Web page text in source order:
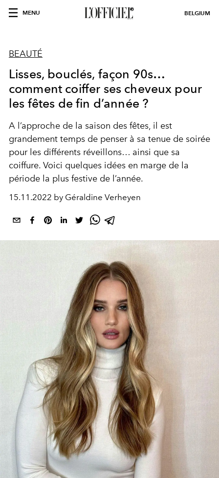
MENU BELGIUM
BEAUTÉ
Lisses, bouclés, façon 90s…
comment coiffer ses cheveux pour
les fêtes de fin d’année ?
A l’approche de la saison des fêtes, il est
grandement temps de penser à sa tenue de soirée
pour les différents réveillons… ainsi que sa
coiffure. Voici quelques idées en marge de la
période la plus festive de l’année.
15.11.2022 by Géraldine Verheyen